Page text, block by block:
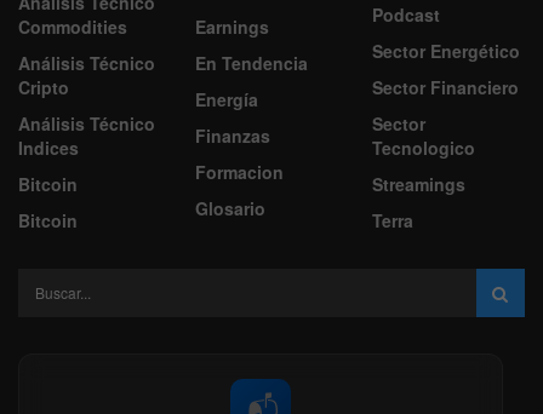
Commodities
Análisis Técnico
Cripto
Análisis Técnico
Indices
Bitcoin
Bitcoin
Earnings
En Tendencia
Energía
Finanzas
Formacion
Glosario
Podcast
Sector Energético
Sector Financiero
Sector
Tecnologico
Streamings
Terra